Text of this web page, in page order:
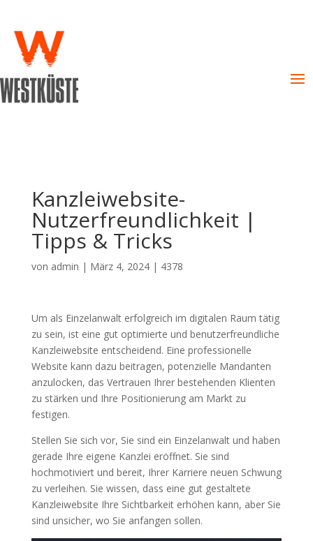
Kanzleiwebsite-
Nutzerfreundlichkeit |
Tipps & Tricks
von admin | März 4, 2024| 4378
Um als Einzelanwalt erfolgreich im digitalen Raum tätig
zu sein, ist eine gut optimierte und benutzerfreundliche
Kanzleiwebsite entscheidend. Eine professionelle
Website kann dazu beitragen, potenzielle Mandanten
anzulocken, das Vertrauen Ihrer bestehenden Klienten
zu stärken und Ihre Positionierung am Markt zu
festigen.
Stellen Sie sich vor, Sie sind ein Einzelanwalt und haben
gerade Ihre eigene Kanzlei eröffnet. Sie sind
hochmotiviert und bereit, Ihrer Karriere neuen Schwung
zu verleihen. Sie wissen, dass eine gut gestaltete
Kanzleiwebsite Ihre Sichtbarkeit erhöhen kann, aber Sie
sind unsicher, wo Sie anfangen sollen.